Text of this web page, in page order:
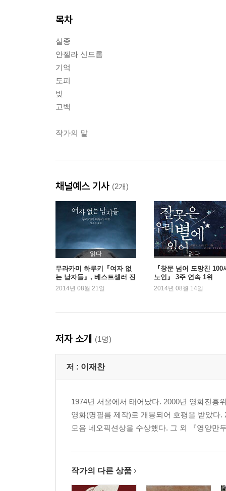
목차
실종
안젤라 신드롬
기억
도피
빚
고백
작가의 말
채널예스 기사 (2개)
읽다
무라카미 하루키『여자 없
는 남자들』, 베스트셀러 진
입
2014년 08월 21일
읽다
『창문 넘어 도망친 100
노인』 3주 연속 1위
2014년 08월 14일
저자 소개 (1명)
저 : 이재찬
1974년 서울에서 태어났다. 2000년 영화진흥
영화(명필름 제작)로 개봉되어 호평을 받았다
모음 네오픽션상을 수상했다. 그 외 『영양만
작가의 다른 상품